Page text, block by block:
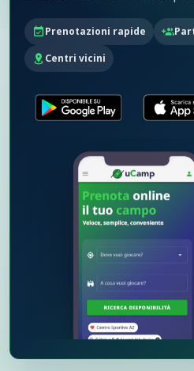
Prenotazioni rapide
Centri vicini